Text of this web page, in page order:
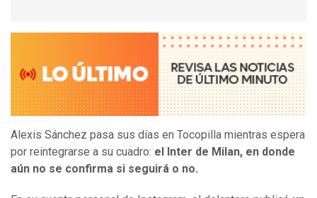
Alexis Sánchez pasa sus días en Tocopilla mientras espera
por reintegrarse a su cuadro: el Inter de Milan, en donde
aún no se confirma si seguirá o no.